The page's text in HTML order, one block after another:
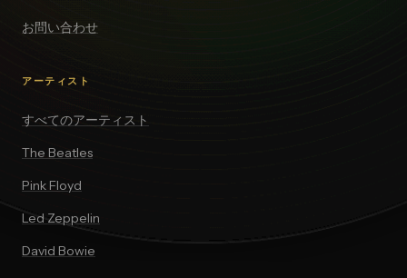
お問い合わせ
アーティスト
すべてのアーティスト
The Beatles
Pink Floyd
Led Zeppelin
David Bowie